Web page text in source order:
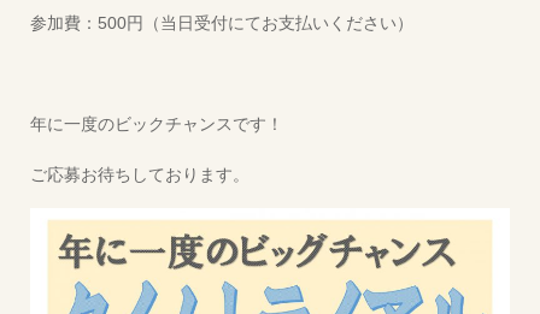
参加費：500円（当日受付にてお支払いください）
年に一度のビックチャンスです！
ご応募お待ちしております。